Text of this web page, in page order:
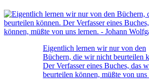
Eigentlich lernen wir nur von den
Büchern, die wir nicht beurteilen
Der Verfasser eines Buches, das
beurteilen können, müßte von uns